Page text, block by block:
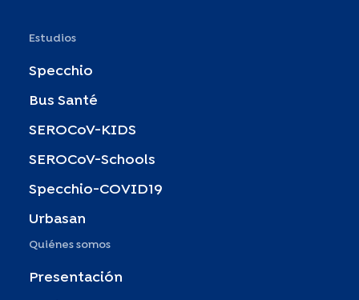
Estudios
Specchio
Bus Santé
SEROCoV-KIDS
SEROCoV-Schools
Specchio-COVID19
Urbasan
Quiénes somos
Presentación